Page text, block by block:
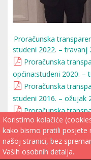
Proračunska
studeni 2022. – travanj
Proračunska
općina:studeni 2020. –
Proračunska
studeni 2016. – ožujak
Proračunska
studeni 2015. – ožujak
Priznanje (studeni
(studeni 2020. - travanj
Koristimo kolačiće
kako bismo pratili posjete
našoj stranici, bez
Vaših osobnih detalja.